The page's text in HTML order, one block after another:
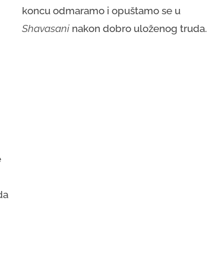
koncu odmaramo i opuštamo se u
Shavasani nakon dobro uloženog truda.